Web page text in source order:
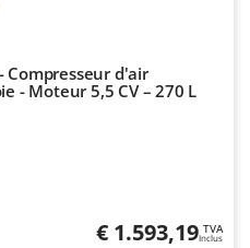
Compresseur d'air
- Moteur 5,5 CV – 270 L
€ 1.593,19 TVA
Inclus